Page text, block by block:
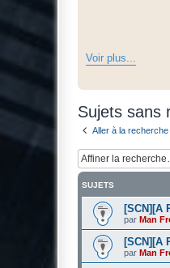
Voir plus...
Sujets sans
Aller à la
SUJETS
[SCN][A
par Man
[SCN][A
par Man